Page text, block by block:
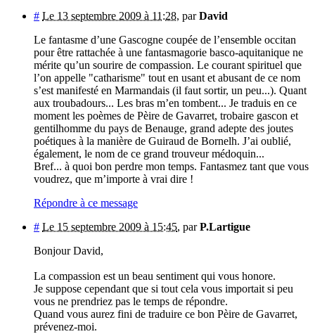
# Le 13 septembre 2009 à 11:28, parDavid
Le fantasme d’une Gascogne coupée de l’ensemble occitan
pour être rattachée à une fantasmagorie basco-aquitanique ne
mérite qu’un sourire de compassion. Le courant spirituel que
l’on appelle "catharisme" tout en usant et abusant de ce nom
s’est manifesté en Marmandais (il faut sortir, un peu...). Quant
aux troubadours... Les bras m’en tombent... Je traduis en ce
moment les poèmes de Pèire de Gavarret, trobaire gascon et
gentilhomme du pays de Benauge, grand adepte des joutes
poétiques à la manière de Guiraud de Bornelh. J’ai oublié,
également, le nom de ce grand trouveur médoquin...
Bref... à quoi bon perdre mon temps. Fantasmez tant que vous
voudrez, que m’importe à vrai dire !
Répondre à ce message
# Le 15 septembre 2009 à 15:45, parP.Lartigue
Bonjour David,
La compassion est un beau sentiment qui vous honore.
Je suppose cependant que si tout cela vous importait si peu
vous ne prendriez pas le temps de répondre.
Quand vous aurez fini de traduire ce bon Pèire de Gavarret,
prévenez-moi.